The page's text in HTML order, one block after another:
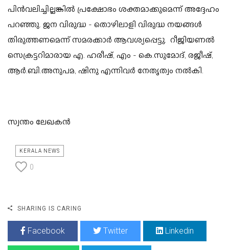
പിൻവലിച്ചില്ലങ്കിൽ പ്രക്ഷോഭം ശക്തമാക്കുമെന്ന് അദ്ദേഹം
പറഞ്ഞു. ജന വിരുദ്ധ - തൊഴിലാളി വിരുദ്ധ നയങ്ങൾ
തിരുത്തണമെന്ന് സമരക്കാർ ആവശ്യപ്പെട്ടു. റീജിയണൽ
സെക്രട്ടറിമാരായ എ. ഹരീഷ്, എം - കെ.സുമോദ്, രജീഷ്,
ആർ.ബി.അനുപമ, ഷിനു എന്നിവർ നേതൃത്വം നൽകി.
സ്വന്തം ലേഖകൻ
KERALA NEWS
0
SHARING IS CARING
Facebook Twitter Linkedin